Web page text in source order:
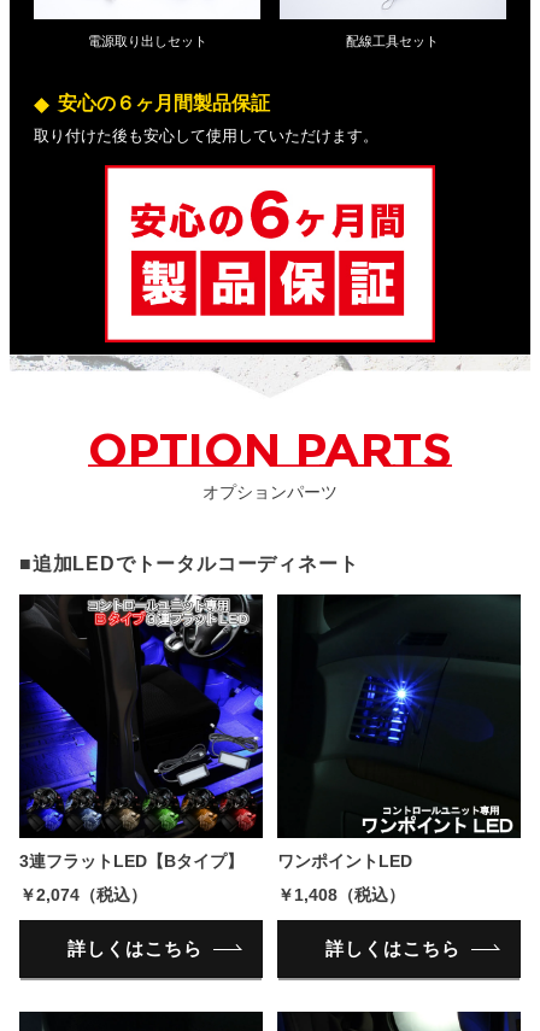
電源取り出しセット 配線工具セット
安心の６ヶ月間製品保証
取り付けた後も安心して使用していただけます。
OPTION PARTS
オプションパーツ
■追加LEDでトータルコーディネート
3連フラットLED【Bタイプ】
￥2,074（税込）
詳しくはこちら
ワンポイントLED
￥1,408（税込）
詳しくはこちら